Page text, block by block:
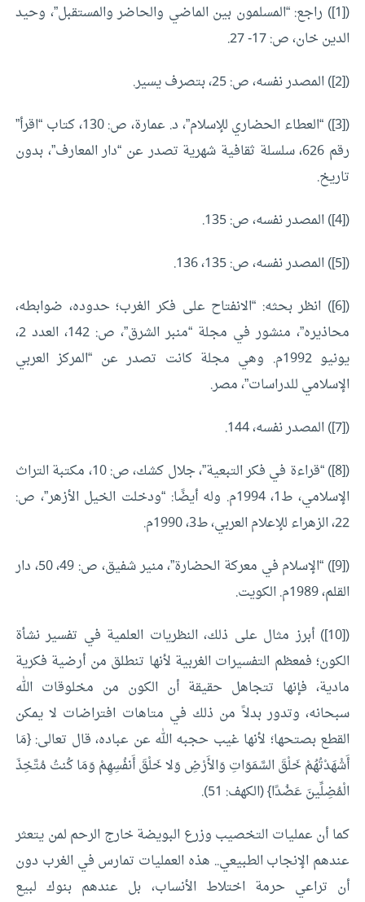
([1]) راجع: “المسلمون بين الماضي والحاضر والمستقبل”، وحيد
الدين خان، ص: 17- 27.
([2]) المصدر نفسه، ص: 25، بتصرف يسير.
([3]) “العطاء الحضاري للإسلام”، د. عمارة، ص: 130، كتاب “اقرأ”
رقم 626، سلسلة ثقافية شهرية تصدر عن “دار المعارف”، بدون
تاريخ.
([4]) المصدر نفسه، ص: 135.
([5]) المصدر نفسه، ص: 135، 136.
([6]) انظر بحثه: “الانفتاح على فكر الغرب؛ حدوده، ضوابطه،
محاذيره”، منشور في مجلة “منبر الشرق”، ص: 142، العدد 2،
يونيو 1992م. وهي مجلة كانت تصدر عن “المركز العربي
الإسلامي للدراسات”، مصر.
([7]) المصدر نفسه، 144.
([8]) “قراءة في فكر التبعية”، جلال كشك، ص: 10، مكتبة التراث
الإسلامي، ط1، 1994م. وله أيضًا: “ودخلت الخيل الأزهر”، ص:
22، الزهراء للإعلام العربي، ط3، 1990م.
([9]) “الإسلام في معركة الحضارة”، منير شفيق، ص: 49، 50، دار
القلم، 1989م. الكويت.
([10]) أبرز مثال على ذلك، النظريات العلمية في تفسير نشأة
الكون؛ فمعظم التفسيرات الغربية لأنها تنطلق من أرضية فكرية
مادية، فإنها تتجاهل حقيقة أن الكون من مخلوقات الله
سبحانه، وتدور بدلاً من ذلك في متاهات افتراضات لا يمكن
القطع بصتحها؛ لأنها غيب حجبه الله عن عباده، قال تعالى: {مَا
أَشْهَدْتُهُمْ خَلْقَ السَّمَوَاتِ وَالأَرْضِ وَلا خَلْقَ أَنفُسِهِمْ وَمَا كُنتُ مُتَّخِذَ
الْمُضِلِّينَ عَضُدًا} (الكهف: 51).
كما أن عمليات التخصيب وزرع البويضة خارج الرحم لمن يتعثر
عندهم الإنجاب الطبيعي.. هذه العمليات تمارس في الغرب دون
أن تراعي حرمة اختلاط الأنساب، بل عندهم بنوك لبيع